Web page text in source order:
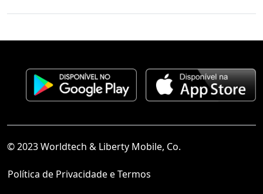
© 2023 Worldtech & Liberty Mobile, Co.
Política de Privacidade e Termos